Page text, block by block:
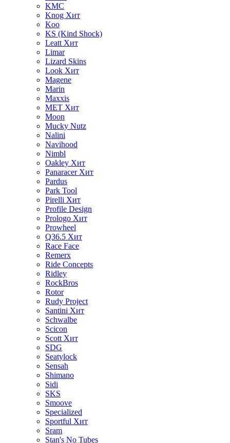
KMC
Knog Хит
Koo
KS (Kind Shock)
Leatt Хит
Limar
Lizard Skins
Look Хит
Magene
Marin
Maxxis
MET Хит
Moon
Mucky Nutz
Nalini
Navihood
Nimbl
Oakley Хит
Panaracer Хит
Pardus
Park Tool
Pirelli Хит
Profile Design
Prologo Хит
Prowheel
Q36.5 Хит
Race Face
Remerx
Ride Concepts
Ridley
RockBros
Rotor
Rudy Project
Santini Хит
Schwalbe
Scicon
Scott Хит
SDG
Seatylock
Sensah
Shimano
Sidi
SKS
Smoove
Specialized
Sportful Хит
Sram
Stan's No Tubes